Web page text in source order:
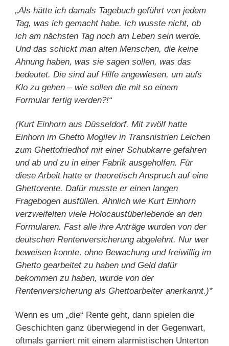
„Als hätte ich damals Tagebuch geführt von jedem
Tag, was ich gemacht habe. Ich wusste nicht, ob
ich am nächsten Tag noch am Leben sein werde.
Und das schickt man alten Menschen, die keine
Ahnung haben, was sie sagen sollen, was das
bedeutet. Die sind auf Hilfe angewiesen, um aufs
Klo zu gehen – wie sollen die mit so einem
Formular fertig werden?!“
(Kurt Einhorn aus Düsseldorf. Mit zwölf hatte
Einhorn im Ghetto Mogilev in Transnistrien Leichen
zum Ghettofriedhof mit einer Schubkarre gefahren
und ab und zu in einer Fabrik ausgeholfen. Für
diese Arbeit hatte er theoretisch Anspruch auf eine
Ghettorente. Dafür musste er einen langen
Fragebogen ausfüllen. Ähnlich wie Kurt Einhorn
verzweifelten viele Holocaustüberlebende an den
Formularen. Fast alle ihre Anträge wurden von der
deutschen Rentenversicherung abgelehnt. Nur wer
beweisen konnte, ohne Bewachung und freiwillig im
Ghetto gearbeitet zu haben und Geld dafür
bekommen zu haben, wurde von der
Rentenversicherung als Ghettoarbeiter anerkannt.)*
Wenn es um „die“ Rente geht, dann spielen die
Geschichten ganz überwiegend in der Gegenwart,
oftmals garniert mit einem alarmistischen Unterton